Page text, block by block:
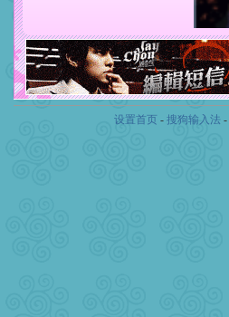
设置首页 - 搜狗输入法 -